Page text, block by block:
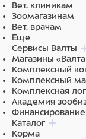
Ингредиенты
Экстракт корня
коры осины,
Вет. клиникам
Зоомагазинам
Вет. врачам
Еще
Сервисы Валты
Магазины
Комплексный
Комплексный
Комплексная
Академия
Каталог
Корма